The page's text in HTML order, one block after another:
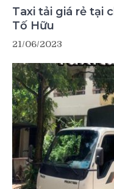
Taxi tải giá rẻ tại
Tố Hữu
21/06/2023